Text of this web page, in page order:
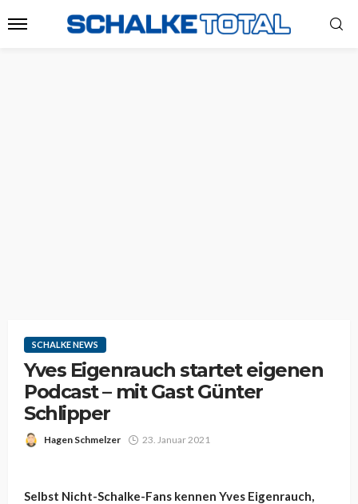
SCHALKE NEWS
Yves Eigenrauch startet eigenen
Podcast – mit Gast Günter
Schlipper
Hagen Schmelzer 23. Januar 2021
Selbst Nicht-Schalke-Fans kennen Yves Eigenrauch,